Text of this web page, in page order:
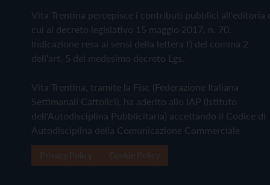
Vita Trentina percepisce i contributi pubblici all'editoria
cui al decreto legislativo 15 maggio 2017, n. 70.
Indicazione resa ai sensi della lettera f) del comma 2
dell'art. 5 del medesimo decreto Lgs.
Vita Trentina, tramite la Fisc (Federazione Italiana
Settimanali Cattolici), ha aderito allo IAP (Istituto
dell'Autodisciplina Pubblicitaria) accettando il Codice di
Autodisciplina della Comunicazione Commerciale